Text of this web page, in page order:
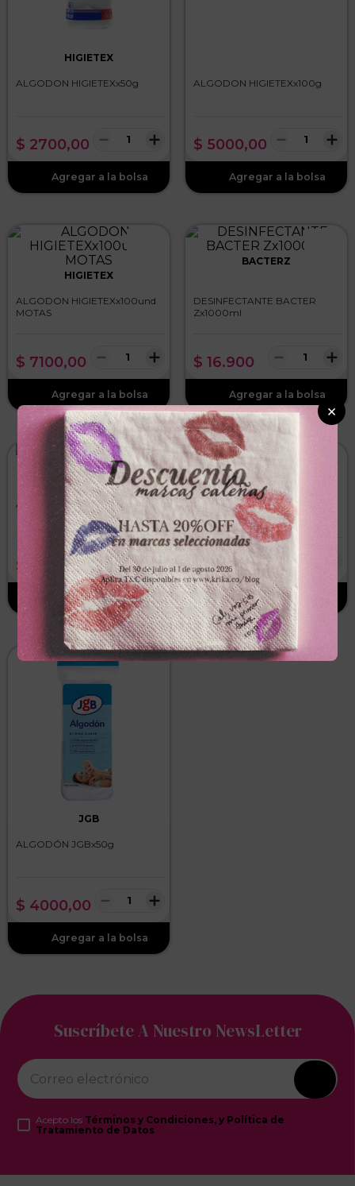
HIGIETEX
ALGODON HIGIETEXx50g
$ 2700,00 ＋
－
ALGODON HIGIETEXx100g
$ 5000,00 ＋
－
HIGIETEX
ALGODON HIGIETEXx100und
MOTAS
$ 7100,00 ＋
－
BACTERZ
DESINFECTANTE BACTER
Zx1000ml
$ 16.900 ＋
－
JGB
ALGODÓN JGBx125g
$ 8500,00 ＋
－
HIGIETEX
ALGODON HIGIETEXx454g
ROLLO
$ 21.300
JGB
ALGODÓN JGBx50g
$ 4000,00 ＋
－
Suscríbete A Nuestro NewsLetter
Acepto los Términos y Condiciones, y Política de
Tratamiento de Datos
×